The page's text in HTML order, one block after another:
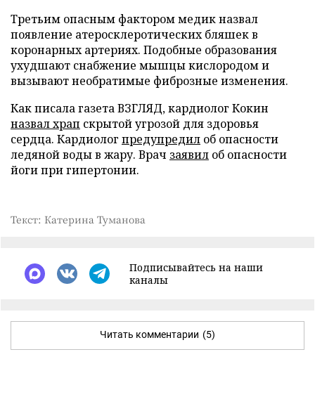
Третьим опасным фактором медик назвал
появление атеросклеротических бляшек в
коронарных артериях. Подобные образования
ухудшают снабжение мышцы кислородом и
вызывают необратимые фиброзные изменения.
Как писала газета ВЗГЛЯД, кардиолог Кокин
назвал храп скрытой угрозой для здоровья
сердца. Кардиолог предупредил об опасности
ледяной воды в жару. Врач заявил об опасности
йоги при гипертонии.
Текст: Катерина Туманова
Подписывайтесь на наши
каналы
Читать комментарии (5)